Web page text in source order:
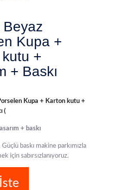
Beyaz
Kupa +
+
+ Baskı
Kupa + Karton kutu +
(
+ baskı
Güçlü baskı makine parkımızla
için sabırsızlanıyoruz.